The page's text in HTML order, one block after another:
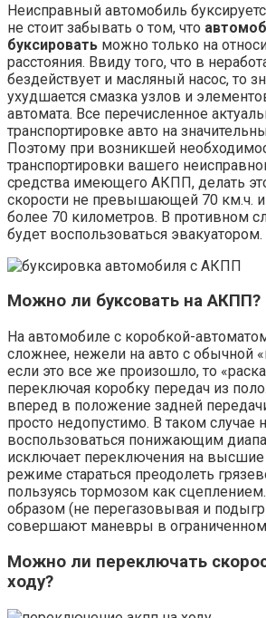
Неисправный автомобиль
не стоит забывать о том, что
буксировать можно только на
расстояния. Ввиду того, что в
бездействует и масляный насос, то
ухудшается смазка узлов и
автомата. Все перечисленное
транспортировке авто на
Поэтому при возникшей
транспортировки вашего
средства имеющего АКПП, делать
скорости не превышающей 70 км.ч. и
более 70 километров. В противном
будет воспользоваться эвакуатором.
Можно ли буксовать на АКПП?
На автомобиле с коробкой-
сложнее, нежели на авто с обычной
если это все же произошло, то
переключая коробку передач из
вперед в положение задней
просто недопустимо. В таком случае
воспользоваться понижающим
исключает переключения на высшие
режиме стараться преодолеть
пользуясь тормозом как
образом (не перегазовывая и
совершают маневры в ограниченном
Можно ли переключать
ходу?